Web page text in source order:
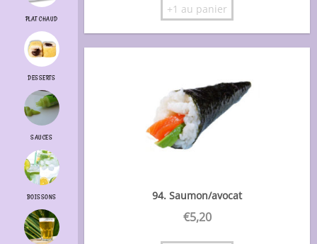
PLAT CHAUD
DESSERTS
SAUCES
BOISSONS
+1 au panier
94. Saumon/avocat
€5,20